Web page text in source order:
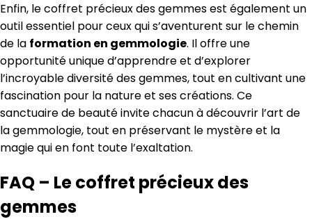
Enfin, le coffret précieux des gemmes est également un
outil essentiel pour ceux qui s’aventurent sur le chemin
de la formation en gemmologie. Il offre une
opportunité unique d’apprendre et d’explorer
l’incroyable diversité des gemmes, tout en cultivant une
fascination pour la nature et ses créations. Ce
sanctuaire de beauté invite chacun à découvrir l’art de
la gemmologie, tout en préservant le mystère et la
magie qui en font toute l’exaltation.
FAQ – Le coffret précieux des
gemmes